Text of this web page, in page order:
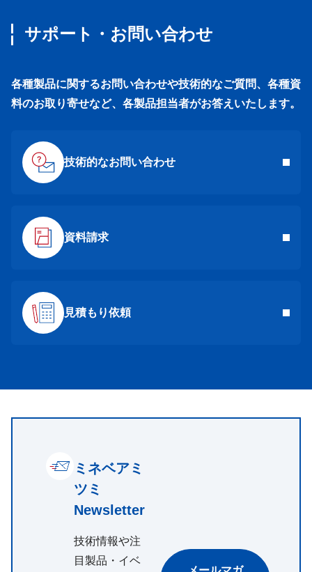
サポート・お問い合わせ
各種製品に関するお問い合わせや技術的なご質問、各種資
料のお取り寄せなど、各製品担当者がお答えいたします。
技術的なお問い合わせ
資料請求
見積もり依頼
ミネベアミ
ツミ
Newsletter
技術情報や注
目製品・イベ